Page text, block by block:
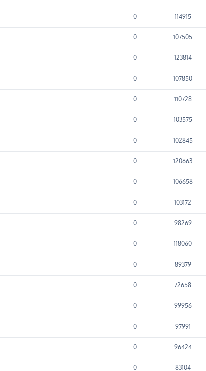
0 114915
0 107505
0 123814
0 107850
0 110728
0 103575
0 102845
0 120663
0 106658
0 103172
0 98269
0 118060
0 89379
0 72658
0 99956
0 97991
0 96424
0 83104